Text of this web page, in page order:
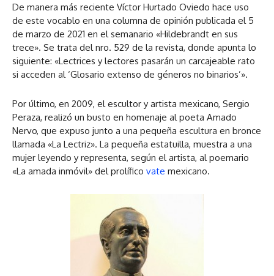
De manera más reciente Víctor Hurtado Oviedo hace uso
de este vocablo en una columna de opinión publicada el 5
de marzo de 2021 en el semanario «Hildebrandt en sus
trece». Se trata del nro. 529 de la revista, donde apunta lo
siguiente: «Lectrices y lectores pasarán un carcajeable rato
si acceden al ‘Glosario extenso de géneros no binarios’».
Por último, en 2009, el escultor y artista mexicano, Sergio
Peraza, realizó un busto en homenaje al poeta Amado
Nervo, que expuso junto a una pequeña escultura en bronce
llamada «La Lectriz». La pequeña estatuilla, muestra a una
mujer leyendo y representa, según el artista, al poemario
«La amada inmóvil» del prolífico vate mexicano.